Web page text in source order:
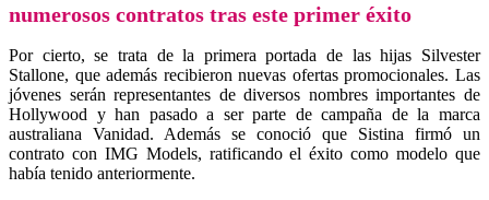
numerosos contratos tras este primer éxito
Por cierto, se trata de la primera portada de las hijas Silvester
Stallone, que además recibieron nuevas ofertas promocionales. Las
jóvenes serán representantes de diversos nombres importantes de
Hollywood y han pasado a ser parte de campaña de la marca
australiana Vanidad. Además se conoció que Sistina firmó un
contrato con IMG Models, ratificando el éxito como modelo que
había tenido anteriormente.